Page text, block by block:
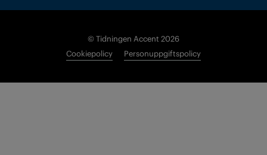
© Tidningen Accent 2026
Cookiepolicy
Personuppgiftspolicy